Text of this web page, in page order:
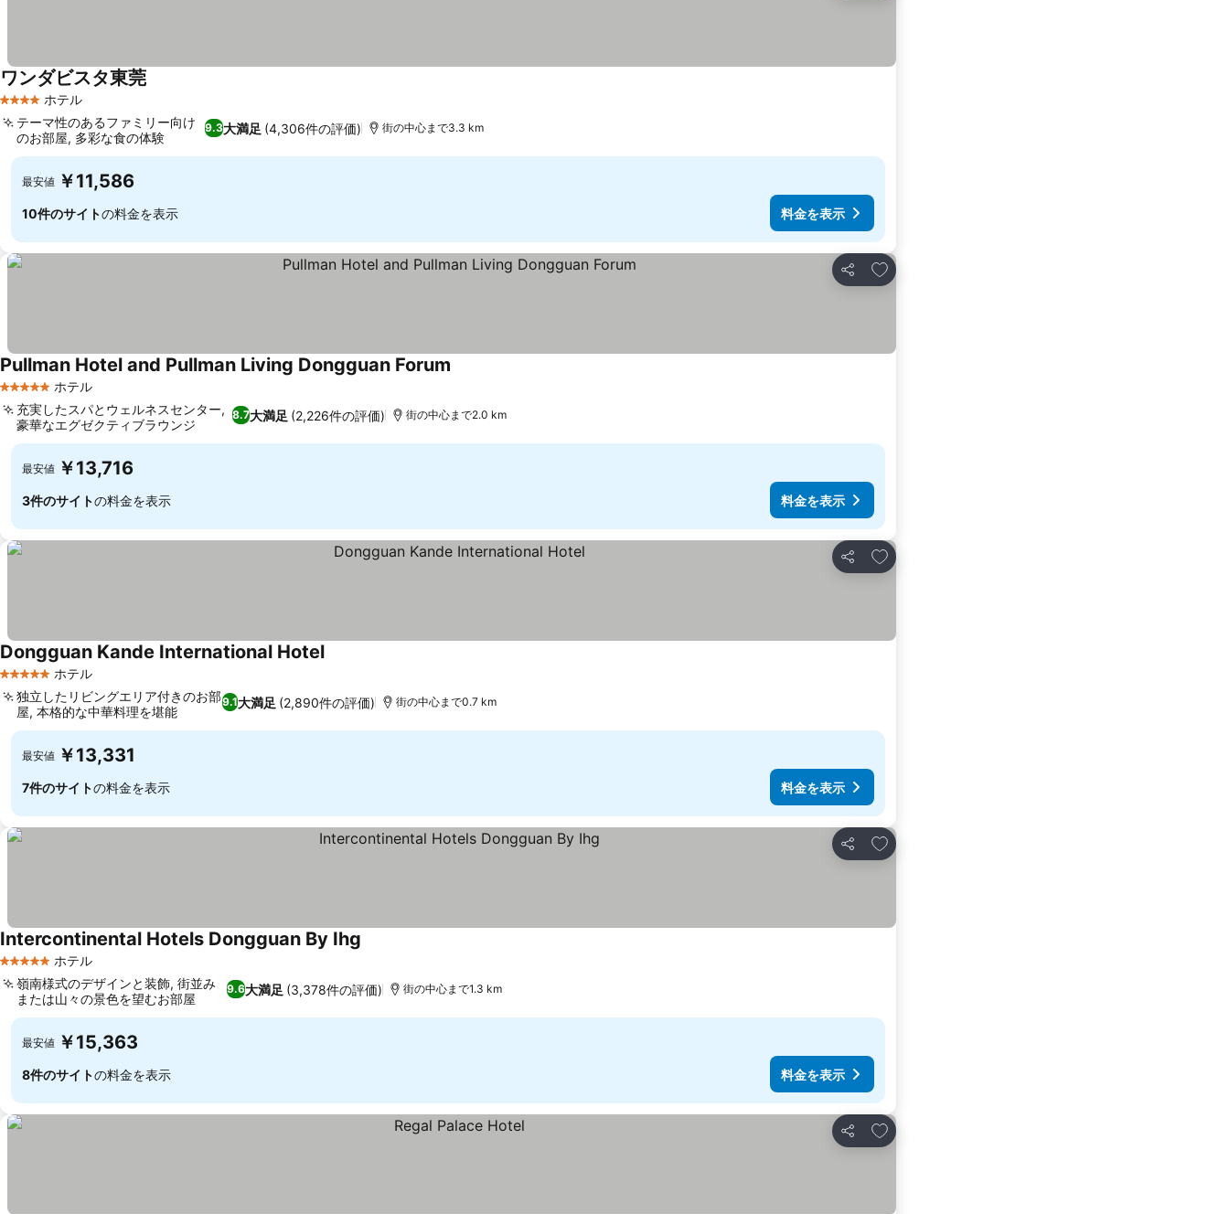
4 ホテルのランク
ホテル
ワンダビスタ東莞
9.3大満足 (4,306件の評価)
テーマ性のあるファミリー向け
のお部屋, 多彩な食の体験
街の中心まで3.3 km
最安値 ￥11,586
10件のサイトの料金を表示 料金を表示
シェア
お気に入りに追加
5 ホテルのランク
ホテル
Pullman Hotel and Pullman Living Dongguan Forum
8.7大満足 (2,226件の評価)
充実したスパとウェルネスセンター,
豪華なエグゼクティブラウンジ
街の中心まで2.0 km
最安値 ￥13,716
3件のサイトの料金を表示 料金を表示
シェア
お気に入りに追加
5 ホテルのランク
ホテル
Dongguan Kande International Hotel
9.1大満足 (2,890件の評価)
独立したリビングエリア付きのお部
屋, 本格的な中華料理を堪能
街の中心まで0.7 km
最安値 ￥13,331
7件のサイトの料金を表示 料金を表示
シェア
お気に入りに追加
5 ホテルのランク
ホテル
Intercontinental Hotels Dongguan By Ihg
9.6大満足 (3,378件の評価)
嶺南様式のデザインと装飾, 街並み
または山々の景色を望むお部屋
街の中心まで1.3 km
最安値 ￥15,363
8件のサイトの料金を表示 料金を表示
シェア
お気に入りに追加